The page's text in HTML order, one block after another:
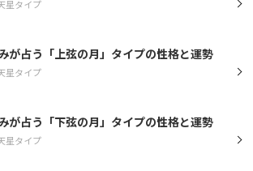
星タイプ
が占う「上弦の月」タイプの性格と運勢
星タイプ
が占う「下弦の月」タイプの性格と運勢
星タイプ